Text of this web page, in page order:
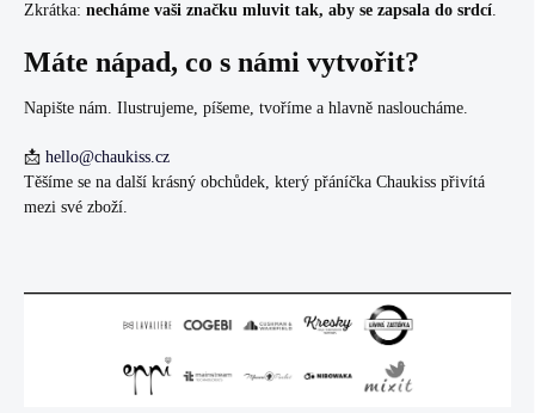
Zkrátka: necháme vaši značku mluvit tak, aby se zapsala do srdcí.
Máte nápad, co s námi vytvořit?
Napište nám. Ilustrujeme, píšeme, tvoříme a hlavně nasloucháme.
📩 hello@chaukiss.cz
Těšíme se na další krásný obchůdek, který přáníčka Chaukiss přivítá
mezi své zboží.